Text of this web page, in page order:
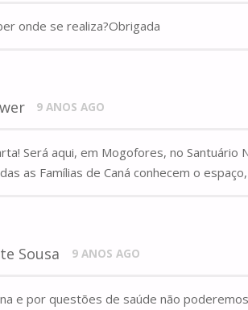
onde se realiza?Obrigada
9 ANOS AGO
Será aqui, em Mogofores, no Santuário
as Famílias de Caná conhecem o
Sousa 9 ANOS AGO
e por questões de saúde não